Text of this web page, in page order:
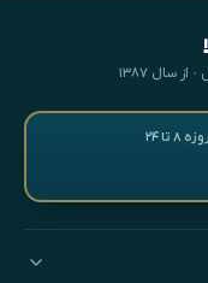
سال ۱۳۸۷
۲۴